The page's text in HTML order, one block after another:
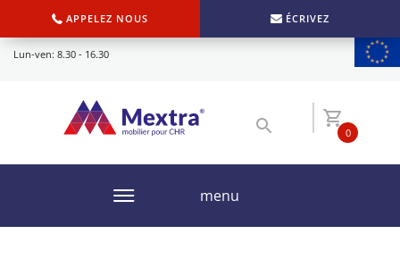
APPELEZ NOUS ÉCRIVEZ
Lun-ven: 8.30 - 16.30
0
menu